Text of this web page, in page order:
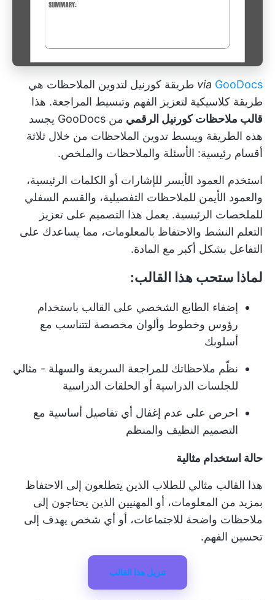
via GooDocs
طريقة كورنيل لتدوين الملاحظات هي
طريقة كلاسيكية لتعزيز الفهم وتبسيط المراجعة. هذا
قالب ملاحظات كورنيل الرقمي
من GooDocs يجسد
هذه الطريقة ويبسط تدوين الملاحظات من خلال ثلاثة
أقسام رئيسية: الأسئلة والملاحظات والملخص.
استخدم العمود الأيسر للإشارات أو الكلمات الرئيسية،
والعمود الأيمن للملاحظات التفصيلية، والقسم السفلي
للملخصات الرئيسية. يعمل هذا التصميم على تعزيز
التعلم النشط والاحتفاظ بالمعلومات، مما يساعدك على
التفاعل بشكل أكبر مع المادة.
لماذا ستحب هذا القالب:
إضفاء الطابع الشخصي على القالب باستخدام
رؤوس وخطوط وألوان مخصصة لتتناسب مع
أسلوبك
نظّم ملاحظاتك للمراجعة السريعة والسهلة - مثالي
للجلسات الدراسية أو الحلقات الدراسية
احرص على عدم إغفال أي تفاصيل أساسية مع
التصميم النظيف والمنظم
حالة استخدام مثالية
هذا القالب مثالي للطلاب الذين يتطلعون إلى الاحتفاظ
بمزيد من المعلومات، أو المهنيين الذين يحتاجون إلى
ملاحظات واضحة للاجتماعات، أو أي شخص يهدف إلى
تحسين الفهم.
تنزيل هذا القالب